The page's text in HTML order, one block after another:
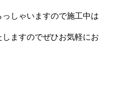
しゃいますので施工中は
ますのでぜひお気軽にお